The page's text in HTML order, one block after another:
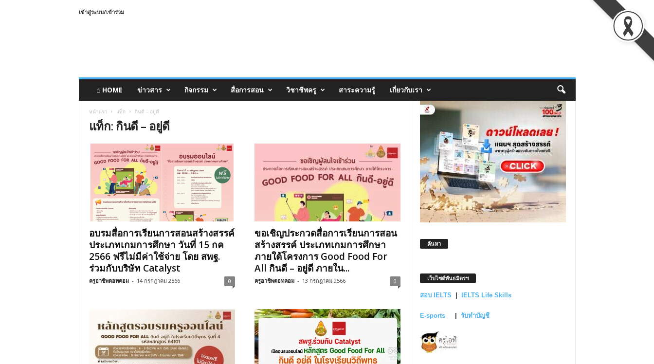
เข้าสู่ระบบ/เข้าร่วม
⌂ HOME ข่าวสาร กิจกรรม สื่อการสอน วิชาชีพครู สาระความรู้ เกี่ยวกับเรา
หน้าแรก แท็ก กินดี – อยู่ดี
แท็ก: กินดี – อยู่ดี
อบรมสื่อการเรียนการสอนสร้างสรรค์
ประเภทเกมการศึกษา วันที่ 15 กค
2566 ฟรีไม่มีค่าใช้จ่าย โดย สพฐ.
ร่วมกับบริษัท Catalyst
ครูอาชีพดอทคอม - 14 กรกฎาคม 2566 0
ขอเชิญประกวดสื่อการเรียนการสอน
สร้างสรรค์ ประเภทเกมการศึกษา
ภายใต้โครงการ Good Food For
All กินดี – อยู่ดี ภายใน...
ครูอาชีพดอทคอม - 13 กรกฎาคม 2566 0
ค้นหา
เว็บไซต์พันธมิตรฯ
สอบ IELTS IELTS Life Skills
E-sports รับทำบัญชี